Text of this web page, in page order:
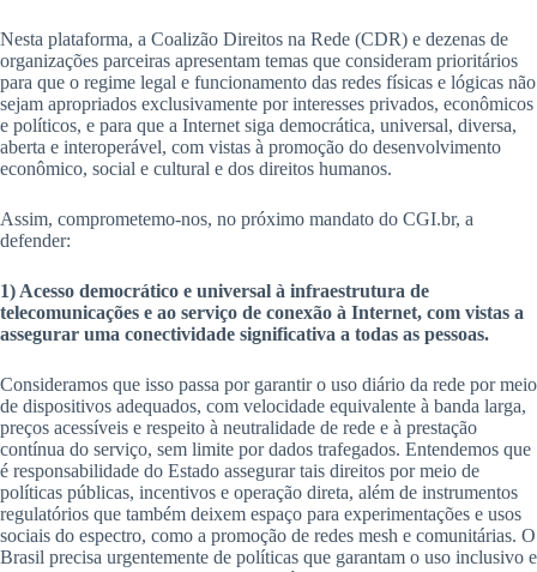
Nesta plataforma, a Coalizão Direitos na Rede (CDR) e dezenas de
organizações parceiras apresentam temas que consideram prioritários
para que o regime legal e funcionamento das redes físicas e lógicas não
sejam apropriados exclusivamente por interesses privados, econômicos
e políticos, e para que a Internet siga democrática, universal, diversa,
aberta e interoperável, com vistas à promoção do desenvolvimento
econômico, social e cultural e dos direitos humanos.
Assim, comprometemo-nos, no próximo mandato do CGI.br, a
defender:
1) Acesso democrático e universal à infraestrutura de
telecomunicações e ao serviço de conexão à Internet, com vistas a
assegurar uma conectividade significativa a todas as pessoas.
Consideramos que isso passa por garantir o uso diário da rede por meio
de dispositivos adequados, com velocidade equivalente à banda larga,
preços acessíveis e respeito à neutralidade de rede e à prestação
contínua do serviço, sem limite por dados trafegados. Entendemos que
é responsabilidade do Estado assegurar tais direitos por meio de
políticas públicas, incentivos e operação direta, além de instrumentos
regulatórios que também deixem espaço para experimentações e usos
sociais do espectro, como a promoção de redes mesh e comunitárias. O
Brasil precisa urgentemente de políticas que garantam o uso inclusivo e